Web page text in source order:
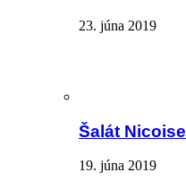
23. júna 2019
Šalát Nicoise
19. júna 2019